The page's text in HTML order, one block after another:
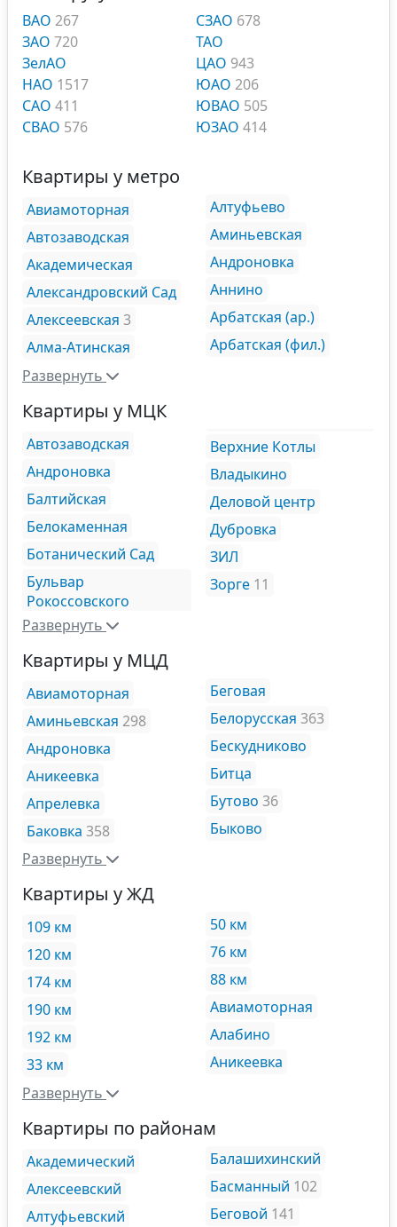
ВАО 267
ЗАО 720
ЗелАО
НАО 1517
САО 411
СВАО 576
СЗАО 678
ТАО
ЦАО 943
ЮАО 206
ЮВАО 505
ЮЗАО 414
Квартиры у метро
Авиамоторная
Автозаводская
Академическая
Александровский Сад
Алексеевская 3
Алма-Атинская
Алтуфьево
Аминьевская
Андроновка
Аннино
Арбатская (ар.)
Арбатская (фил.)
Развернуть
Квартиры у МЦК
Автозаводская
Андроновка
Балтийская
Белокаменная
Ботанический Сад
Бульвар
Рокоссовского
Верхние Котлы
Владыкино
Деловой центр
Дубровка
ЗИЛ
Зорге 11
Развернуть
Квартиры у МЦД
Авиамоторная
Аминьевская 298
Андроновка
Аникеевка
Апрелевка
Баковка 358
Беговая
Белорусская 363
Бескудниково
Битца
Бутово 36
Быково
Развернуть
Квартиры у ЖД
109 км
120 км
174 км
190 км
192 км
33 км
50 км
76 км
88 км
Авиамоторная
Алабино
Аникеевка
Развернуть
Квартиры по районам
Академический
Алексеевский
Алтуфьевский
Балашихинский
Басманный 102
Беговой 141